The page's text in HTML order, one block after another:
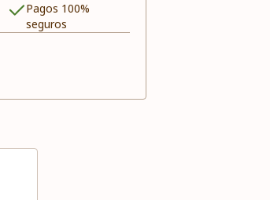
Pagos 100%
seguros